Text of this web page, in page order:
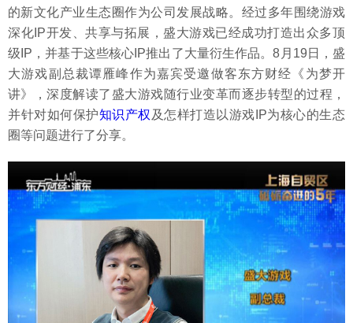
的新文化产业生态圈作为公司发展战略。经过多年围绕游戏
深化IP开发、共享与拓展，盛大游戏已经成功打造出众多顶
级IP，并基于这些核心IP推出了大量衍生作品。8月19日，盛
大游戏副总裁谭雁峰作为嘉宾受邀做客东方财经《为梦开
讲》，深度解读了盛大游戏随行业变革而逐步转型的过程，
并针对如何保护知识产权 及怎样打造以游戏IP为核心的生态
圈等问题进行了分享。